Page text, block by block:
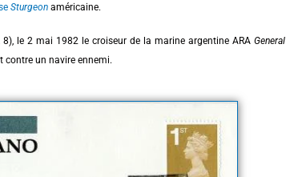
Sturgeon américaine.
le 2 mai 1982 le croiseur de la marine argentine ARA General
contre un navire ennemi.